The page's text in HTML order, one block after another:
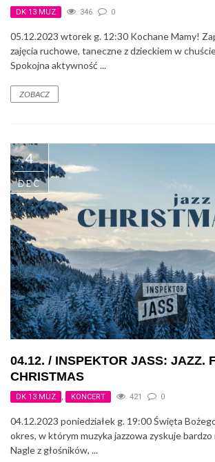
DK 13 MUZ 346 0
05.12.2023 wtorek g. 12:30 Kochane Mamy!
zajęcia ruchowe, taneczne z dzieckiem w
Spokojna aktywność ...
ZOBACZ
4
DEC
04.12. / INSPEKTOR JASS: JAZZ.
CHRISTMAS
DK 13 MUZ KONCERT 421 0
04.12.2023 poniedziałek g. 19:00 Święta
okres, w którym muzyka jazzowa zyskuje
Nagle z głośników, ...